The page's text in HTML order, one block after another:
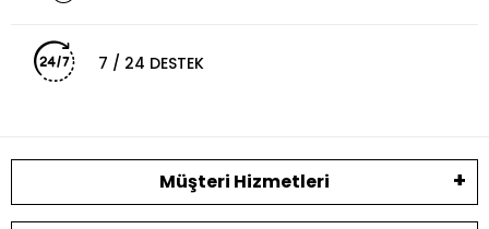
7 / 24 DESTEK
Müşteri Hizmetleri